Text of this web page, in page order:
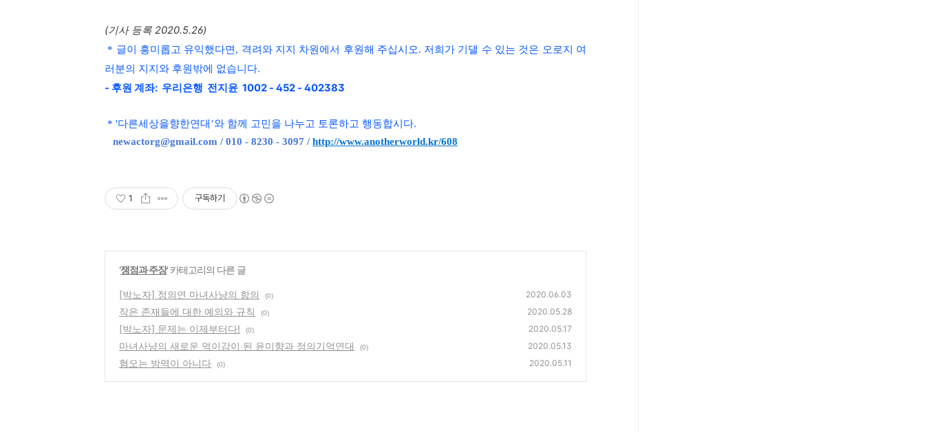
(기사 등록 2020.5.26)
* 글이 흥미롭고 유익했다면, 격려와 지지 차원에서 후원해 주십시오. 저희가 기댈 수 있는 것은 오로지 여
러분의 지지와 후원밖에 없습니다.
- 후원 계좌: 우리은행 전지윤 1002 - 452 - 402383
* '다른세상을향한연대 ’와 함께 고민을 나누고 토론하고 행동합시다.
newactorg@gmail.com / 010 - 8230 - 3097 /http://www.anotherworld.kr/608
1 구독하기
'쟁점과 주장' 카테고리의 다른 글
[박노자] 정의연 마녀사냥의 함의 (0) 2020.06.03
작은 존재들에 대한 예의와 규칙 (0) 2020.05.28
[박노자] 문제는 이제부터다! (0) 2020.05.17
마녀사냥의 새로운 먹이감이 된 윤미향과 정의기억연대 (0) 2020.05.13
혐오는 방역이 아니다 (0) 2020.05.11